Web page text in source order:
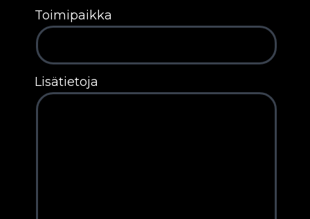
Toimipaikka
Lisätietoja